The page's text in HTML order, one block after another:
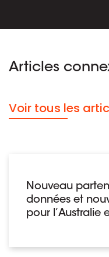
Articles
Voir tous les
Nouveau
données et
pour l’Australie